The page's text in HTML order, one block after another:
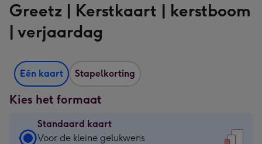
Greetz | Kerstkaart | kerstboom
| verjaardag
Eén kaart Stapelkorting
Kies het formaat
Standaard kaart
Standaard
Voor de kleine gelukwens